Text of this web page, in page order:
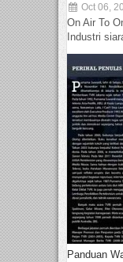
Oct 06,
On Air To
Industri
Panduan